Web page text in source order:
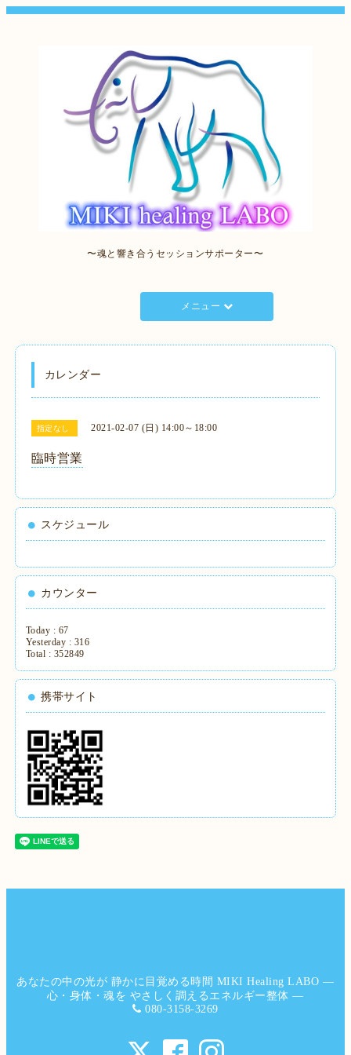
〜魂と響き合うセッションサポーター〜
メニュー
カレンダー
指定なし 2021-02-07 (日) 14:00～18:00
臨時営業
スケジュール
カウンター
Today : 67
Yesterday : 316
Total : 352849
携帯サイト
あなたの中の光が 静かに目覚める時間 MIKI Healing LABO ―
心・身体・魂を やさしく調えるエネルギー整体 ―
080-3158-3269